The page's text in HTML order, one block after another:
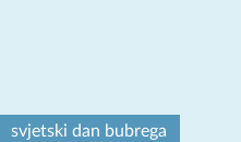
svjetski dan bubrega